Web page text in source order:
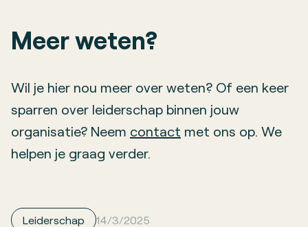
Meer weten?
Wil je hier nou meer over weten? Of een keer
sparren over leiderschap binnen jouw
organisatie? Neem contact met ons op. We
helpen je graag verder.
Leiderschap 14/3/2025